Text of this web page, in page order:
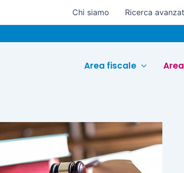
Chi siamo Ricerca
Area fiscale